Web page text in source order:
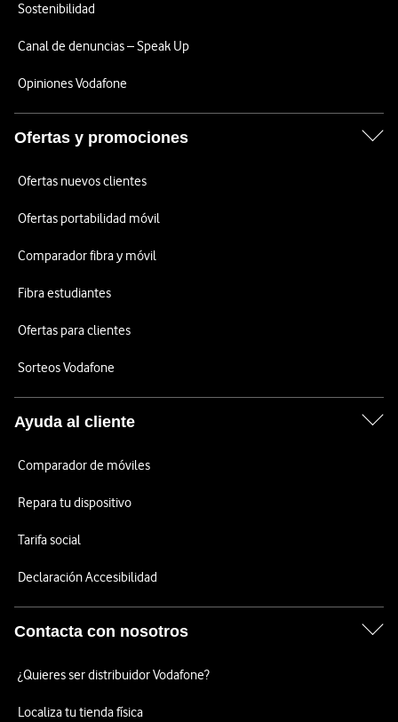
Sostenibilidad
Canal de denuncias – Speak Up
Opiniones Vodafone
Ofertas y promociones
Ofertas nuevos clientes
Ofertas portabilidad móvil
Comparador fibra y móvil
Fibra estudiantes
Ofertas para clientes
Sorteos Vodafone
Ayuda al cliente
Comparador de móviles
Repara tu dispositivo
Tarifa social
Declaración Accesibilidad
Contacta con nosotros
¿Quieres ser distribuidor Vodafone?
Localiza tu tienda física